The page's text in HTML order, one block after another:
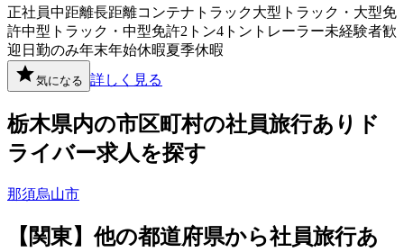
正社員中距離長距離コンテナ トラック大型トラック・大型免
許中型トラック・中型免許2トン4トン トレーラー未経験者歓
迎 日勤のみ年末年始休暇夏季休暇
気になる 詳しく見る
栃木県内の市区町村の社員旅行あり
ド
ライバー求人を探す
那須烏山市
【 関東】他の都道府県から社員旅行あ